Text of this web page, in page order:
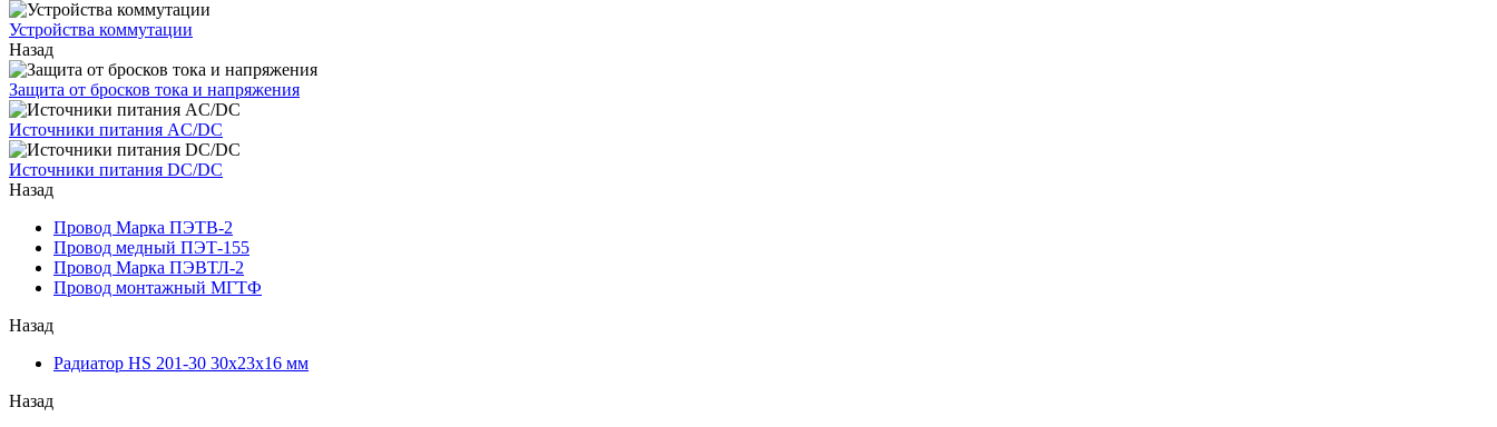
Устройства коммутации
Назад
Защита от бросков тока и напряжения
Источники питания AC/DC
Источники питания DC/DC
Назад
Провод Марка ПЭТВ-2
Провод медный ПЭТ-155
Провод Марка ПЭВТЛ-2
Провод монтажный МГТФ
Назад
Радиатор HS 201-30 30х23х16 мм
Назад